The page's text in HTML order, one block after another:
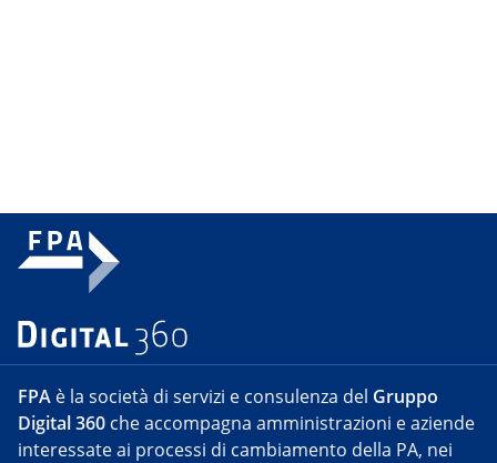
FPA è la società di servizi e consulenza del Gruppo
Digital 360 che accompagna amministrazioni e aziende
interessate ai processi di cambiamento della PA, nei